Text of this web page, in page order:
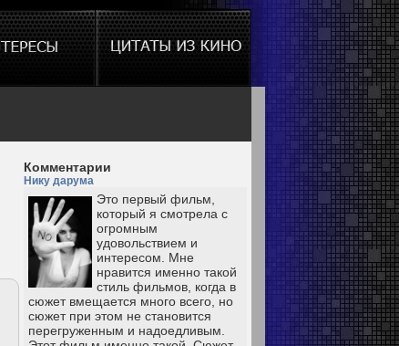
Комментарии
Нику дарума
Это первый фильм,
который я смотрела с
огромным
удовольствием и
интересом. Мне
нравится именно такой
стиль фильмов, когда в
сюжет вмещается много всего, но
сюжет при этом не становится
перегруженным и надоедливым.